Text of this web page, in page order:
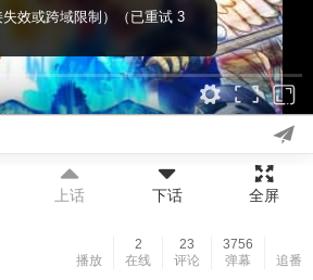
效或跨域限制）（已重试 3
上话 下话 全屏
播放
2
在线
23
评论
3756
弹幕
追番